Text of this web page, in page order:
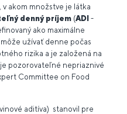
akom množstve je látka
denný príjem (ADI -
ako maximálne
užívať denne počas
rizika a je založená na
pozorovateľné nepriaznivé
Committee on Food
aditíva) stanovil pre